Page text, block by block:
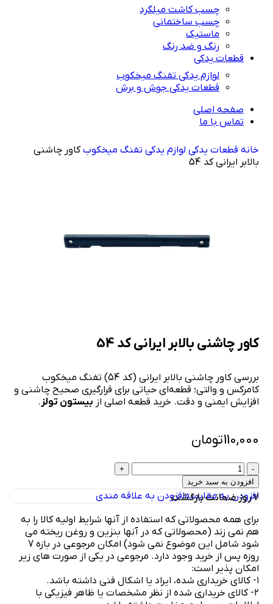
چسب کاشت میلگرد
چسب ساختمانی
ماستیک
رنگ و ضد رنگ
قطعات یدکی
لوازم یدکی تفنگ میخکوب
قطعات یدکی جوش و برش
صفحه اصلی
تماس با ما
راهنمای خرید
خانه قطعات یدکی لوازم یدکی تفنگ میخکوبکاور چاشنی
بالابر ایرانی کد 54
کاور چاشنی بالابر ایرانی کد 54
بررسی کاور چاشنی بالابر ایرانی (کد 54) تفنگ میخکوب
کامرکس و والتی؛ قطعه‌ای حیاتی برای قرارگیری صحیح چاشنی و
افزایش ایمنی و دقت. خرید قطعه اصلی از بیستون تولز .
110,000تومان
افزودن به سبد خرید
افزودن به مقایسهافزودن به علاقه مندی
7 روز ضمانت بازگشت
برای همه محصولاتی که استفاده از آنها شرایط اولیه کالا را به
هم نمی زند (محصولاتی که در آنها بنزین و روغن ریخته می
شود شامل این موضوع نمی شود) امکان مرجوعی در بازه 7
روزه پس از خرید وجود دارد. مرجوعی در یکی از صورت های زیر
امکان پذیر است:
۱- کالای خریداری شده، ایراد یا اشکال فنی داشته باشد.
۲- کالای خریداری شده از نظر مشخصات یا ظاهر فیزیکی با